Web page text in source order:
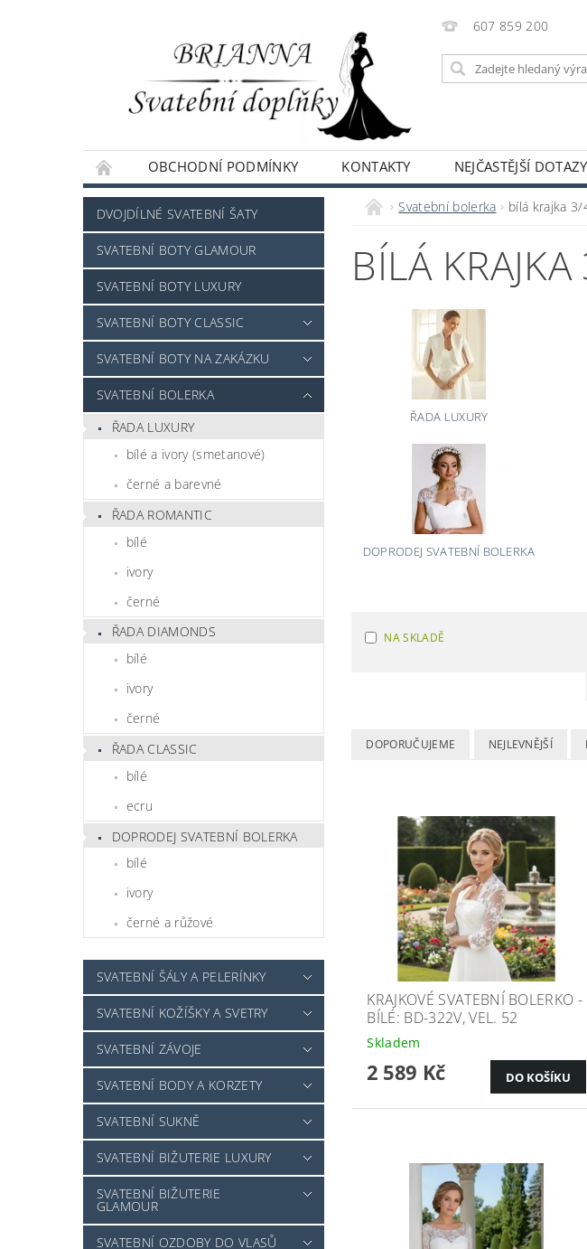
607 859 200
OBCHODNÍ PODMÍNKY KONTAKTY NEJČASTĚJŠÍ DOTAZY
NAPIŠTE NÁM
DVOJDÍLNÉ SVATEBNÍ ŠATY
SVATEBNÍ BOTY GLAMOUR
SVATEBNÍ BOTY LUXURY
SVATEBNÍ BOTY CLASSIC
SVATEBNÍ BOTY NA ZAKÁZKU
SVATEBNÍ BOLERKA
ŘADA LUXURY
bílé a ivory (smetanové)
černé a barevné
ŘADA ROMANTIC
bílé
ivory
černé
ŘADA DIAMONDS
bílé
ivory
černé
ŘADA CLASSIC
bílé
ecru
DOPRODEJ SVATEBNÍ BOLERKA
bílé
ivory
černé a růžové
SVATEBNÍ ŠÁLY A PELERÍNKY
SVATEBNÍ KOŽÍŠKY A SVETRY
SVATEBNÍ ZÁVOJE
SVATEBNÍ BODY A KORZETY
SVATEBNÍ SUKNĚ
SVATEBNÍ BIŽUTERIE LUXURY
SVATEBNÍ BIŽUTERIE
GLAMOUR
SVATEBNÍ OZDOBY DO VLASŮ
Svatební bolerka bílá krajka 3/
BÍLÁ
ŘADA LUXURY
DOPRODEJ SVATEBNÍ BOLERKA
NA SKLADĚ
DOPORUČUJEME NEJLEVNĚJŠÍ
KRAJKOVÉ SVATEBNÍ BOLERKO -
BÍLÉ: BD-322V, VEL. 52
Skladem
2 589 Kč